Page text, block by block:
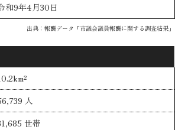
和9年4月30日
出典：報酬データ「市議会議員報酬に関する調査結果」
人
世帯